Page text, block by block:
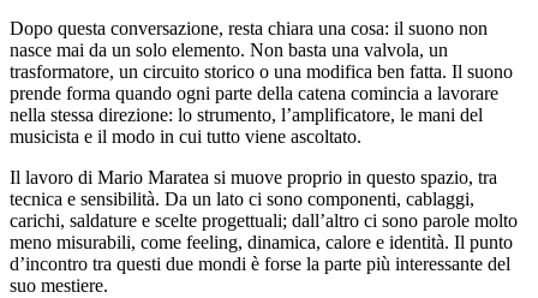
Dopo questa conversazione, resta chiara una cosa: il suono non
nasce mai da un solo elemento. Non basta una valvola, un
trasformatore, un circuito storico o una modifica ben fatta. Il suono
prende forma quando ogni parte della catena comincia a lavorare
nella stessa direzione: lo strumento, l’amplificatore, le mani del
musicista e il modo in cui tutto viene ascoltato.
Il lavoro di Mario Maratea si muove proprio in questo spazio, tra
tecnica e sensibilità. Da un lato ci sono componenti, cablaggi,
carichi, saldature e scelte progettuali; dall’altro ci sono parole molto
meno misurabili, come feeling, dinamica, calore e identità. Il punto
d’incontro tra questi due mondi è forse la parte più interessante del
suo mestiere.